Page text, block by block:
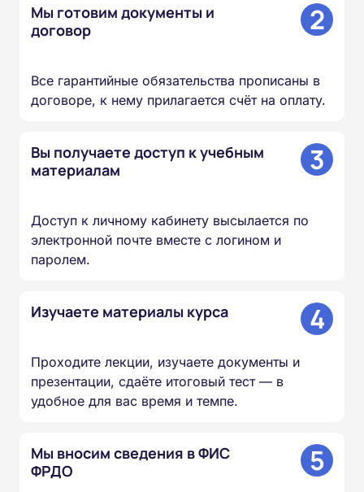
Мы готовим документы и
договор
2
Все гарантийные обязательства прописаны в
договоре, к нему прилагается счёт на оплату.
Вы получаете доступ к учебным
материалам
3
Доступ к личному кабинету высылается по
электронной почте вместе с логином и
паролем.
Изучаете материалы курса 4
Проходите лекции, изучаете документы и
презентации, сдаёте итоговый тест — в
удобное для вас время и темпе.
Мы вносим сведения в ФИС
ФРДО
5